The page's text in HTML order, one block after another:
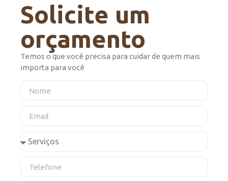
Solicite um
orçamento
Temos o que você precisa para cuidar de quem mais
importa para você